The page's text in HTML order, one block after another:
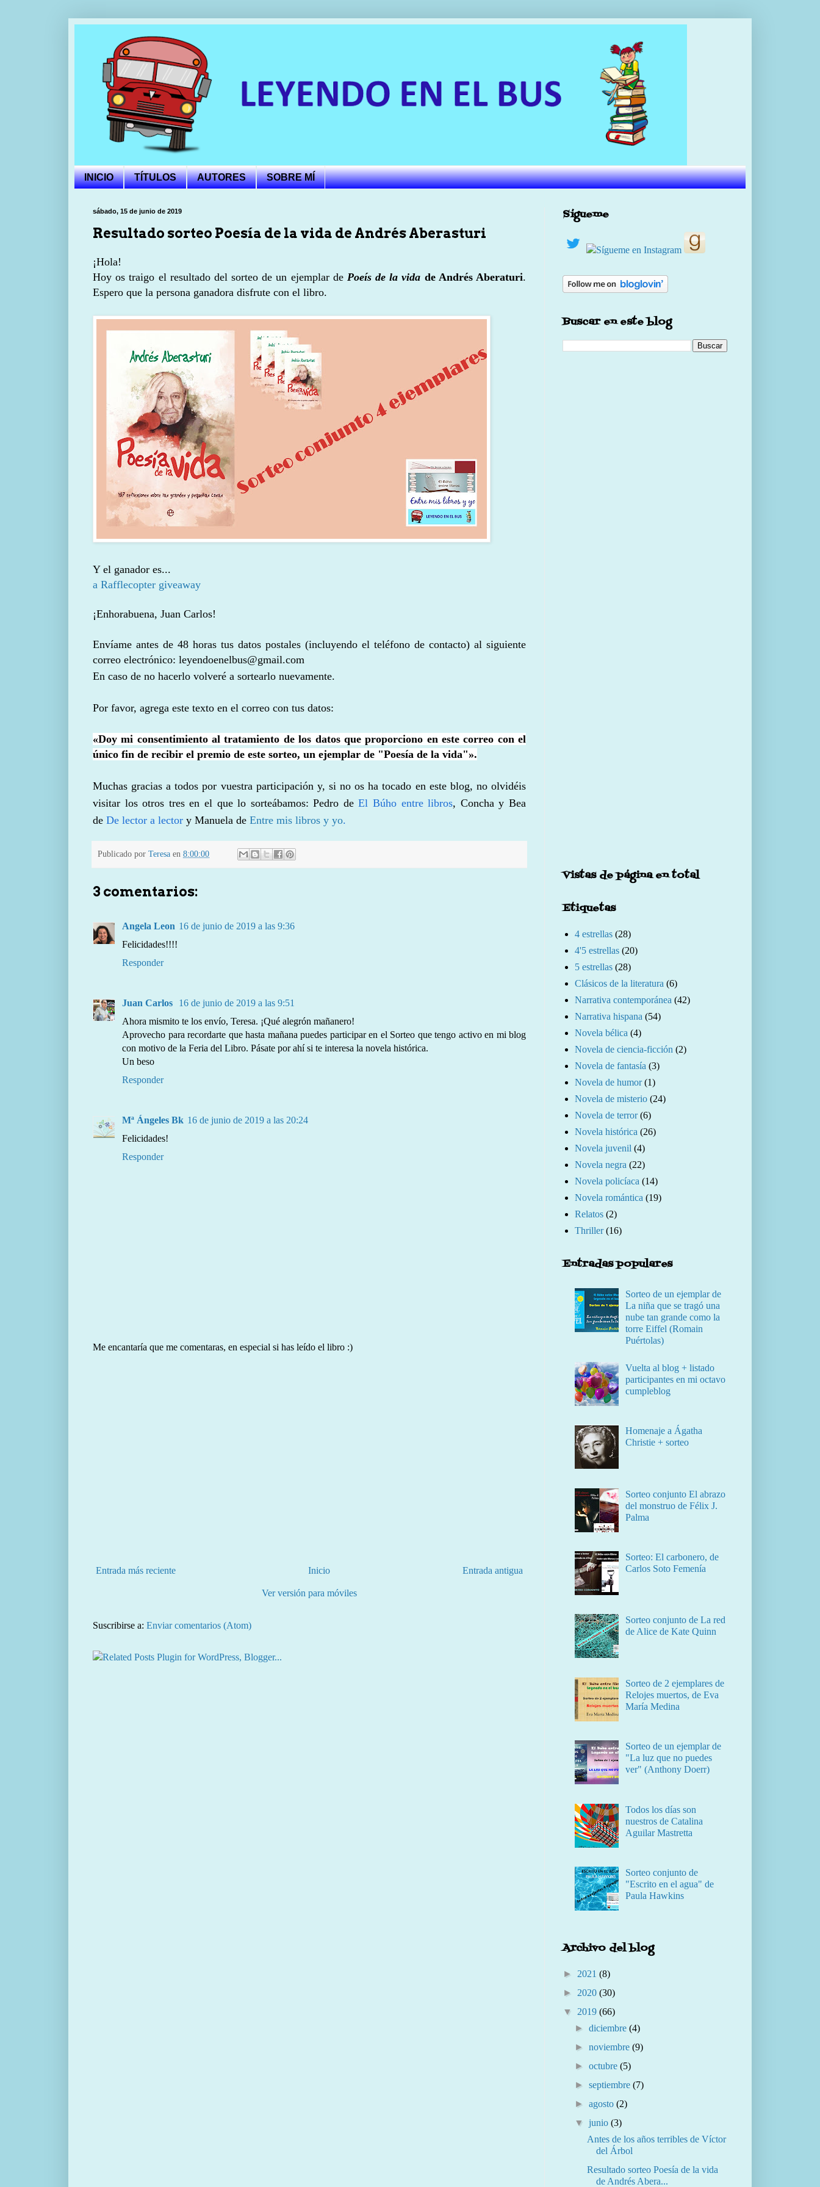
INICIO TÍTULOS AUTORES SOBRE MÍ
sábado, 15 de junio de 2019
Resultado sorteo Poesía de la vida de Andrés Aberasturi
¡Hola!
Hoy os traigo el resultado del sorteo de un ejemplar de Poeís de la vida de Andrés Aberaturi.
Espero que la persona ganadora disfrute con el libro.
Y el ganador es...
a Rafflecopter giveaway
¡Enhorabuena, Juan Carlos!
Envíame antes de 48 horas tus datos postales (incluyendo el teléfono de contacto) al siguiente
correo electrónico: leyendoenelbus@gmail.com
En caso de no hacerlo volveré a sortearlo nuevamente.
Por favor, agrega este texto en el correo con tus datos:
«Doy mi consentimiento al tratamiento de los datos que proporciono en este correo con el
único fin de recibir el premio de este sorteo, un ejemplar de "Poesía de la vida"».
Muchas gracias a todos por vuestra participación y, si no os ha tocado en este blog, no olvidéis
visitar los otros tres en el que lo sorteábamos: Pedro deEl Búho entre libros, Concha y Bea
de De lector a lector y Manuela de Entre mis libros y yo.
Publicado por Teresa en 8:00:00
3 comentarios:
Angela Leon 16 de junio de 2019 a las 9:36
Felicidades!!!!
Responder
Juan Carlos
16 de junio de 2019 a las 9:51
Ahora mismito te los envío, Teresa. ¡Qué alegrón mañanero!
Aprovecho para recordarte que hasta mañana puedes participar en el Sorteo que tengo activo en mi blog
con motivo de la Feria del Libro. Pásate por ahí si te interesa la novela histórica.
Un beso
Responder
Mª Ángeles Bk 16 de junio de 2019 a las 20:24
Felicidades!
Responder
Me encantaría que me comentaras, en especial si has leído el libro :)
Entrada más reciente Entrada antigua
Inicio
Ver versión para móviles
Suscribirse a: Enviar comentarios (Atom)
Sígueme
Buscar en este blog
Vistas de página en total
Etiquetas
4 estrellas (28)
4'5 estrellas (20)
5 estrellas (28)
Clásicos de la literatura (6)
Narrativa contemporánea (42)
Narrativa hispana (54)
Novela bélica (4)
Novela de ciencia-ficción (2)
Novela de fantasía (3)
Novela de humor (1)
Novela de misterio (24)
Novela de terror (6)
Novela histórica (26)
Novela juvenil (4)
Novela negra (22)
Novela policíaca (14)
Novela romántica (19)
Relatos (2)
Thriller (16)
Entradas populares
Sorteo de un ejemplar de
La niña que se tragó una
nube tan grande como la
torre Eiffel (Romain
Puértolas)
Vuelta al blog + listado
participantes en mi octavo
cumpleblog
Homenaje a Ágatha
Christie + sorteo
Sorteo conjunto El abrazo
del monstruo de Félix J.
Palma
Sorteo: El carbonero, de
Carlos Soto Femenía
Sorteo conjunto de La red
de Alice de Kate Quinn
Sorteo de 2 ejemplares de
Relojes muertos, de Eva
María Medina
Sorteo de un ejemplar de
"La luz que no puedes
ver" (Anthony Doerr)
Todos los días son
nuestros de Catalina
Aguilar Mastretta
Sorteo conjunto de
"Escrito en el agua" de
Paula Hawkins
Archivo del blog
► 2021 (8)
► 2020 (30)
▼ 2019 (66)
►diciembre(4)
►noviembre(9)
►octubre(5)
►septiembre(7)
►agosto(2)
▼junio(3)
Antes de los años terribles de Víctor
del Árbol
Resultado sorteo Poesía de la vida
de Andrés Abera...